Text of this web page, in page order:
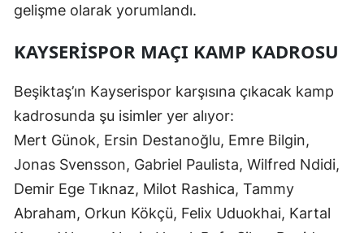
Kayseri
Kırklareli
Kocaeli
Konya
Kütahya
gelişme olarak yorumlandı.
KAYSERISPOR MAÇI KAMP KADROSU
Beşiktaş’ın Kayserispor karşısına çıkacak kamp
kadrosunda şu isimler yer alıyor:
Mert Günok, Ersin Destanoğlu, Emre Bilgin,
Jonas Svensson, Gabriel Paulista, Wilfred Ndidi,
Demir Ege Tıknaz, Milot Rashica, Tammy
Abraham, Orkun Kökçü, Felix Uduokhai, Kartal